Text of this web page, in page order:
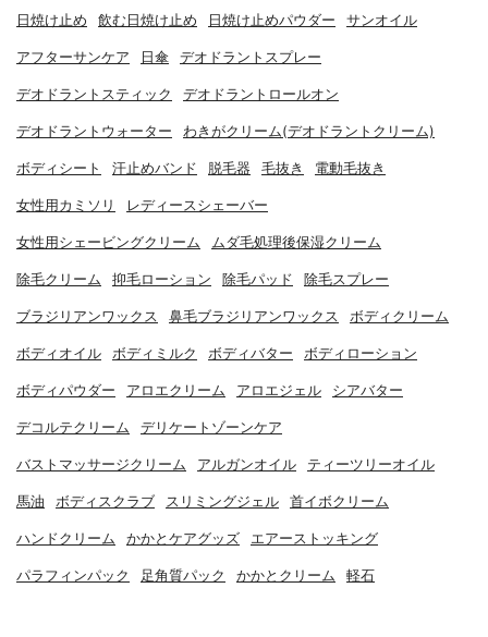
日焼け止め 飲む日焼け止め 日焼け止めパウダー サンオイル
アフターサンケア 日傘 デオドラントスプレー
デオドラントスティック デオドラントロールオン
デオドラントウォーター わきがクリーム(デオドラントクリーム)
ボディシート 汗止めバンド 脱毛器 毛抜き 電動毛抜き
女性用カミソリ レディースシェーバー
女性用シェービングクリーム ムダ毛処理後保湿クリーム
除毛クリーム 抑毛ローション 除毛パッド 除毛スプレー
ブラジリアンワックス 鼻毛ブラジリアンワックス ボディクリーム
ボディオイル ボディミルク ボディバター ボディローション
ボディパウダー アロエクリーム アロエジェル シアバター
デコルテクリーム デリケートゾーンケア
バストマッサージクリーム アルガンオイル ティーツリーオイル
馬油 ボディスクラブ スリミングジェル 首イボクリーム
ハンドクリーム かかとケアグッズ エアーストッキング
パラフィンパック 足角質パック かかとクリーム 軽石